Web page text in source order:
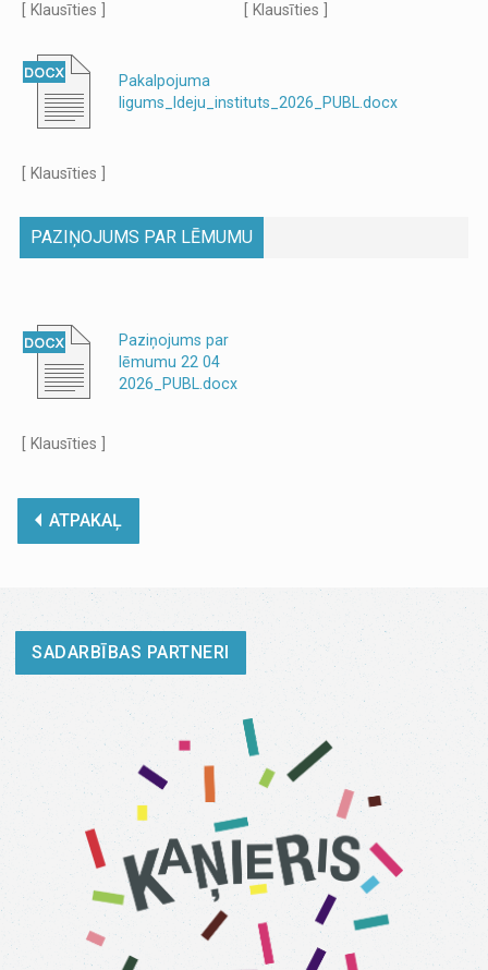
[ Klausīties ] [ Klausīties ]
Pakalpojuma
ligums_Ideju_instituts_2026_PUBL.docx
[ Klausīties ]
PAZIŅOJUMS PAR LĒMUMU
Paziņojums par
lēmumu 22 04
2026_PUBL.docx
[ Klausīties ]
ATPAKAĻ
SADARBĪBAS PARTNERI